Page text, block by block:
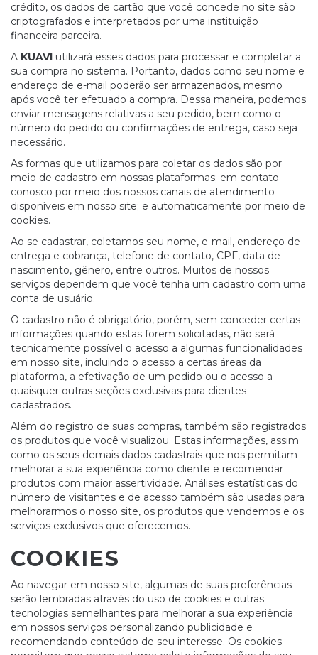
crédito, os dados de cartão que você concede no site são
criptografados e interpretados por uma instituição
financeira parceira.
A KUAVI utilizará esses dados para processar e completar a
sua compra no sistema. Portanto, dados como seu nome e
endereço de e-mail poderão ser armazenados, mesmo
após você ter efetuado a compra. Dessa maneira, podemos
enviar mensagens relativas a seu pedido, bem como o
número do pedido ou confirmações de entrega, caso seja
necessário.
As formas que utilizamos para coletar os dados são por
meio de cadastro em nossas plataformas; em contato
conosco por meio dos nossos canais de atendimento
disponíveis em nosso site; e automaticamente por meio de
cookies.
Ao se cadastrar, coletamos seu nome, e-mail, endereço de
entrega e cobrança, telefone de contato, CPF, data de
nascimento, gênero, entre outros. Muitos de nossos
serviços dependem que você tenha um cadastro com uma
conta de usuário.
O cadastro não é obrigatório, porém, sem conceder certas
informações quando estas forem solicitadas, não será
tecnicamente possível o acesso a algumas funcionalidades
em nosso site, incluindo o acesso a certas áreas da
plataforma, a efetivação de um pedido ou o acesso a
quaisquer outras seções exclusivas para clientes
cadastrados.
Além do registro de suas compras, também são registrados
os produtos que você visualizou. Estas informações, assim
como os seus demais dados cadastrais que nos permitam
melhorar a sua experiência como cliente e recomendar
produtos com maior assertividade. Análises estatísticas do
número de visitantes e de acesso também são usadas para
melhorarmos o nosso site, os produtos que vendemos e os
serviços exclusivos que oferecemos.
COOKIES
Ao navegar em nosso site, algumas de suas preferências
serão lembradas através do uso de cookies e outras
tecnologias semelhantes para melhorar a sua experiência
em nossos serviços personalizando publicidade e
recomendando conteúdo de seu interesse. Os cookies